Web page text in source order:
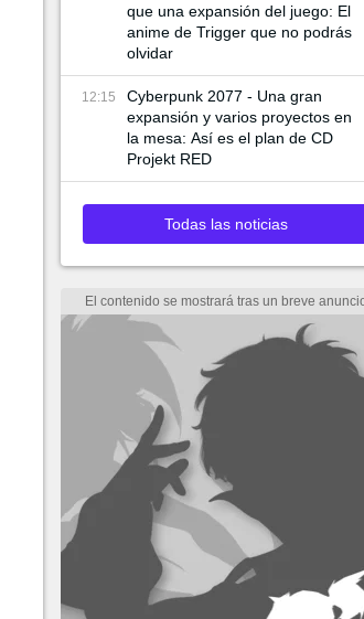
que una expansión del juego: El
anime de Trigger que no podrás
olvidar
12:15
Cyberpunk 2077 - Una gran
expansión y varios proyectos en
la mesa: Así es el plan de CD
Projekt RED
Todas las noticias